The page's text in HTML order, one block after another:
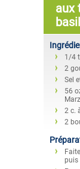
aux
1/4
2
Sel
56
2 c.
2
puis